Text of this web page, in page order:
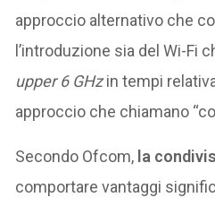
approccio alternativo che
l’introduzione sia del Wi-Fi
upper 6 GHzin tempi
approccio che chiamano
Secondo Ofcom, la
comportare vantaggi